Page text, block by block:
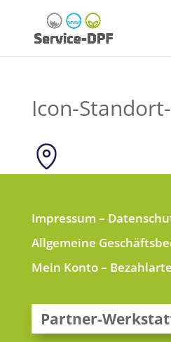
Icon-
Impressum –
Allgemeine
Mein Konto–
Partner-